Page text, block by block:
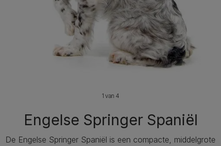
Engelse Springer Spaniël
De Engelse Springer Spaniël is een compacte, middelgrote
1 van 4